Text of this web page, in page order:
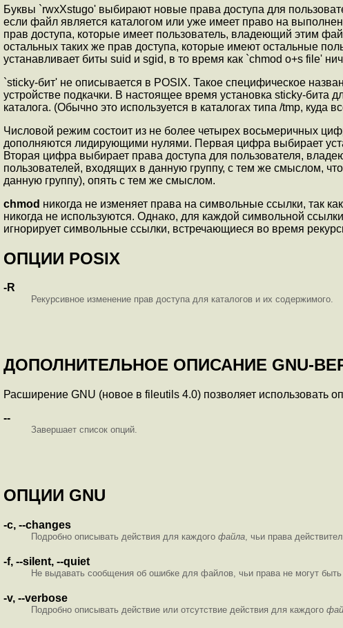
Буквы `rwxXstugo' выбирают новые права доступа для
если файл является каталогом или уже имеет право на
прав доступа, которые имеет пользователь, владеющий этим
остальных таких же прав доступа, которые имеют остальные
устанавливает биты suid и sgid, в то время как `chmod o+s file'
`sticky-бит' не описывается в POSIX. Такое специфическое
устройстве подкачки. В настоящее время установка sticky-бита
каталога. (Обычно это используется в каталогах типа /tmp, куда
Числовой режим состоит из не более четырех восьмеричных
дополняются лидирующими нулями. Первая цифра выбирает
Вторая цифра выбирает права доступа для пользователя,
пользователей, входящих в данную группу, с тем же смыслом,
данную группу), опять с тем же смыслом.
chmod никогда не изменяет права на символьные ссылки, так
никогда не используются. Однако, для каждой символьной
игнорирует символьные ссылки, встречающиеся во время
ОПЦИИ POSIX
-R
Рекурсивное изменение прав доступа для каталогов и их содержимого.
ДОПОЛНИТЕЛЬНОЕ ОПИСАНИЕ GNU-
Расширение GNU (новое в fileutils 4.0) позволяет использовать
--
Завершает список опций.
ОПЦИИ GNU
-c, --changes
Подробно описывать действия для каждого файла, чьи права
-f, --silent, --quiet
Не выдавать сообщения об ошибке для файлов, чьи права не могут
-v, --verbose
Подробно описывать действие или отсутствие действия для каждого